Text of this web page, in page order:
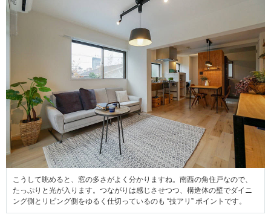
こうして眺めると、窓の多さがよく分かりますね。南西の角住戸なので、
たっぷりと光が入ります。つながりは感じさせつつ、構造体の壁でダイニ
ング側とリビング側をゆるく仕切っているのも “技アリ” ポイントです。